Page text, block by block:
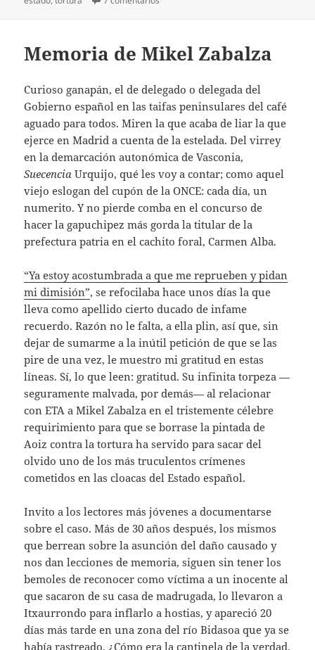
Memoria de Mikel Zabalza
Curioso ganapán, el de delegado o delegada del
Gobierno español en las taifas peninsulares del café
aguado para todos. Miren la que acaba de liar la que
ejerce en Madrid a cuenta de la estelada. Del virrey
en la demarcación autonómica de Vasconia,
Suecencia Urquijo, qué les voy a contar; como aquel
viejo eslogan del cupón de la ONCE: cada día, un
numerito. Y no pierde comba en el concurso de
hacer la gapuchipez más gorda la titular de la
prefectura patria en el cachito foral, Carmen Alba.
“Ya estoy acostumbrada a que me reprueben y pidan
mi dimisión”, se refocilaba hace unos días la que
lleva como apellido cierto ducado de infame
recuerdo. Razón no le falta, a ella plin, así que, sin
dejar de sumarme a la inútil petición de que se las
pire de una vez, le muestro mi gratitud en estas
líneas. Sí, lo que leen: gratitud. Su infinita torpeza —
seguramente malvada, por demás— al relacionar
con ETA a Mikel Zabalza en el tristemente célebre
requirimiento para que se borrase la pintada de
Aoiz contra la tortura ha servido para sacar del
olvido uno de los más truculentos crímenes
cometidos en las cloacas del Estado español.
Invito a los lectores más jóvenes a documentarse
sobre el caso. Más de 30 años después, los mismos
que berrean sobre la asunción del daño causado y
nos dan lecciones de memoria, siguen sin tener los
bemoles de reconocer como víctima a un inocente al
que sacaron de su casa de madrugada, lo llevaron a
Itxaurrondo para inflarlo a hostias, y apareció 20
días más tarde en una zona del río Bidasoa que ya se
había rastreado. ¿Cómo era la cantinela de la verdad,